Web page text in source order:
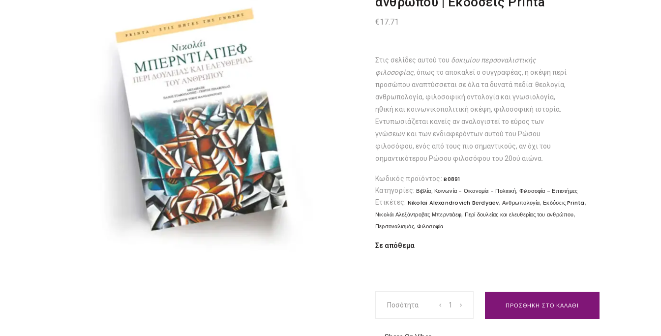
€17.71
Στις σελίδες αυτού του δοκιμίου περσοναλιστικής
φιλοσοφίας, όπως το αποκαλεί ο συγγραφέας, η σκέψη περί
προσώπου αναπτύσσεται σε όλα τα δυνατά πεδία: θεολογία,
ανθρωπολογία, φιλοσοφική οντολογία και γνωσιολογία,
ηθική και κοινωνικοπολιτική σκέψη, φιλοσοφική ιστορία.
Εντυπωσιάζεται κανείς αν αναλογιστεί το εύρος των
γνώσεων και των ενδιαφερόντων αυτού του Ρώσου
φιλοσόφου, ενός από τους πιο σημαντικούς, αν όχι του
σημαντικότερου Ρώσου φιλοσόφου του 20ού αιώνα.
Κωδικός προϊόντος:B0891
Κατηγορίες: Βιβλία, Κοινωνία - Οικονομία - Πολιτική, Φιλοσοφία - Επιστήμες
Ετικέτες: Nikolai Alexandrovich Berdyaev, Ανθρωπολογία, Εκδόσεις Printa,
Νικολάι Αλεξάντροβιτς Μπερντιάεφ, Περί δουλείας και ελευθερίας του ανθρώπου,
Περσοναλισμός,Φιλοσοφία
Σε απόθεμα
δουλείας
ελευθερίας
Ποσότητα ΠΡΟΣΘΗΚΗ ΣΤΟ ΚΑΛΑΘΙ